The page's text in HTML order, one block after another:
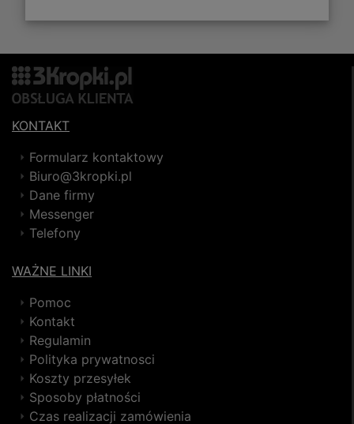
KONTAKT
Formularz kontaktowy
Biuro@3kropki.pl
Dane firmy
Messenger
Telefony
WAŻNE LINKI
Pomoc
Kontakt
Regulamin
Polityka prywatnosci
Koszty przesyłek
Sposoby płatności
Czas realizacji zamówienia